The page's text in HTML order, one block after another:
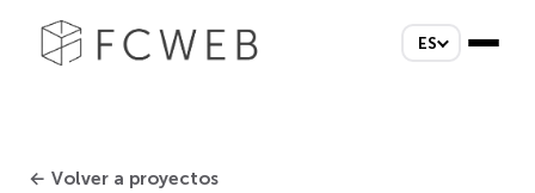
ES
← Volver a proyectos